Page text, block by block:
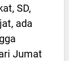
SD,
ada
Jumat